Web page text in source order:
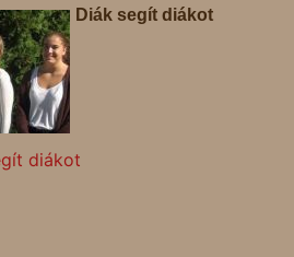
Diák segít diákot
diákot